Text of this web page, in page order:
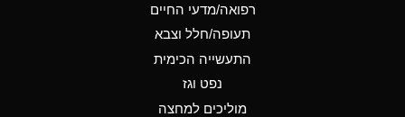
Ammonium Hydroxide
A
Ammonium Nitrate
רפואה/מדעי החיים
תעופה/חלל וצבא
התעשייה הכימית
נפט וגז
מוליכים למחצה